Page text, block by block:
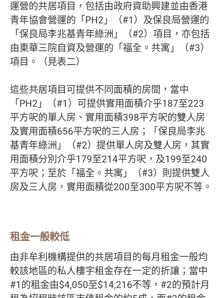
運營的共居項目，包括由政府資助興建並由香港
青年協會營運的「PH2」（#1）及保良局營運的
「保良局李兆基青年綠洲」（#2）項目，亦包括
由東華三院自資及營運的「福全。共寓」（#3）
項目。（見表二）
這些共居項目可提供不同面積的房間，當中
「PH2」（#1）可提供實用面積介乎187至223
平方呎的單人房、實用面積398平方呎的雙人房
及實用面積656平方呎的三人房；「保良局李兆
基青年綠洲」（#2）提供單人房及雙人房，其實
用面積分別介乎179至214平方呎，及199至240
平方呎；至於「福全。共寓」（#3）則提供雙人
房及三人房，實用面積從200至300平方呎不等。
租金一般較低
由非牟利機構提供的共居項目的每月租金一般均
較該地區的私人樓宇租金存在一定的折讓；當中
#1的租金由$4,050至$14,216不等，#2的預計月